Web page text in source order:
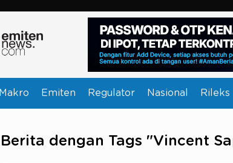
Makro Emiten Regulator Nasional Rileks
Berita dengan Tags "Vincent